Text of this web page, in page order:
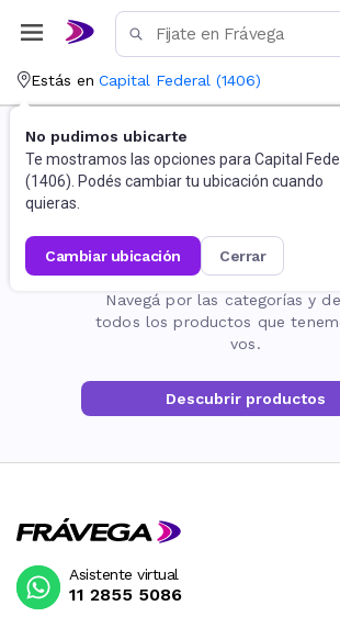
Estás en Capital Federal (1406)
No pudimos ubicarte
Te mostramos las opciones para Capital
(1406). Podés cambiar tu ubicación cuando
quieras.
cambiar ubicación cerrar
La página no existe
Navegá por las categorías y
todos los productos que
vos.
Descubrir productos
Asistente virtual
11 2855 5086